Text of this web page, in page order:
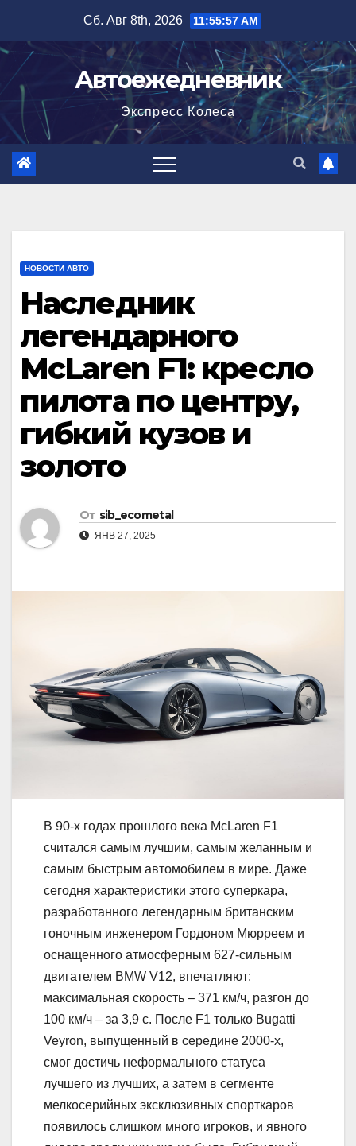
содержимому
Сб. Авг 8th, 2026 11:55:57 AM
Автоежедневник
Экспресс Колеса
НОВОСТИ АВТО
Наследник
легендарного
McLaren F1: кресло
пилота по центру,
гибкий кузов и
золото
От sib_ecometal
ЯНВ 27, 2025
В 90-х годах прошлого века McLaren F1
считался самым лучшим, самым желанным и
самым быстрым автомобилем в мире. Даже
сегодня характеристики этого суперкара,
разработанного легендарным британским
гоночным инженером Гордоном Мюрреем и
оснащенного атмосферным 627-сильным
двигателем BMW V12, впечатляют:
максимальная скорость – 371 км/ч, разгон до
100 км/ч – за 3,9 с. После F1 только Bugatti
Veyron, выпущенный в середине 2000-х,
смог достичь неформального статуса
лучшего из лучших, а затем в сегменте
мелкосерийных эксклюзивных спорткаров
появилось слишком много игроков, и явного